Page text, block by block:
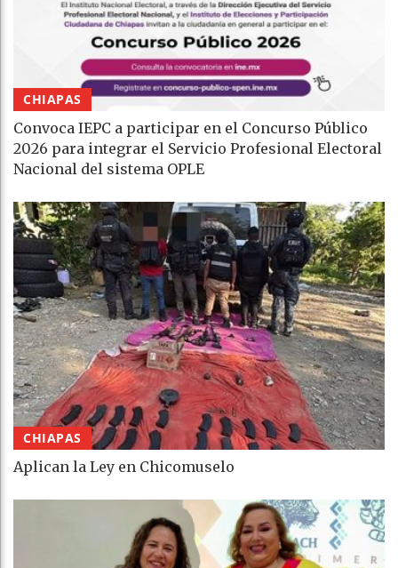
CHIAPAS
Convoca IEPC a participar en el Concurso Público
2026 para integrar el Servicio Profesional Electoral
Nacional del sistema OPLE
CHIAPAS
Aplican la Ley en Chicomuselo